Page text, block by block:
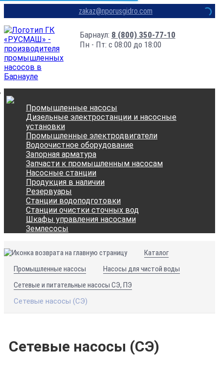
zakaz@nporusgidro.com
Барнаул: 8 (800) 350-77-10
Пн - Пт: с 08:00 до 18:00
Промышленные насосы
Дизельные электростанции и насосные
установки
Промышленные электродвигатели
Водоочистное оборудование
Запорная арматура
Запчасти к промышленным насосам
Насосные станции
Продукция в наличии
Резервуары
Станции водоподготовки
Станции очистки сточных вод
Шкафы управления насосами
Землесосы
Каталог
Промышленные насосы
Насосы для чистой воды
Сетевые и питательные насосы СЭ, ПЭ
Сетевые насосы (СЭ)
Сетевые насосы (СЭ)